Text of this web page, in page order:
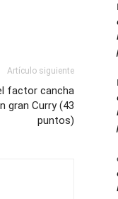
Artículo siguiente
factor cancha
gran Curry (43
puntos)